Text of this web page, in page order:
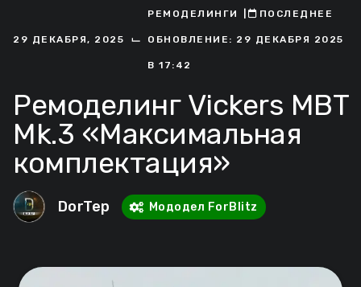
29 ДЕКАБРЯ, 2025 ⌙
РЕМОДЕЛИНГИ ㅤПОСЛЕДНЕЕ
ОБНОВЛЕНИЕ: 29 ДЕКАБРЯ 2025
В 17:42
Ремоделинг Vickers MBT
Mk.3 «Максимальная
комплектация»
DorTep Мододел ForBlitz